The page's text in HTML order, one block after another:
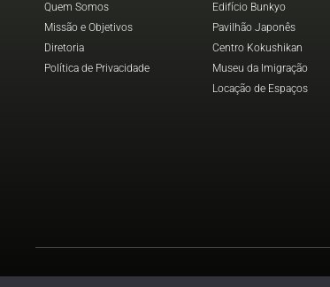
Quem Somos
Missão e Objetivos
Diretoria
Política de Privacidade
Edifício Bunkyo
Pavilhão Japonês
Centro Kokushikan
Museu da Imigração
Locação de Espaços